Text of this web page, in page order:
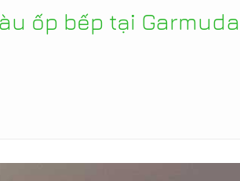
ốp bếp tại Garmuda